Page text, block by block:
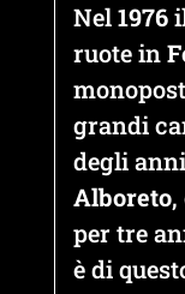
Nel1976il
ruote in
grandi
degli
Alboreto,
per tre
è di